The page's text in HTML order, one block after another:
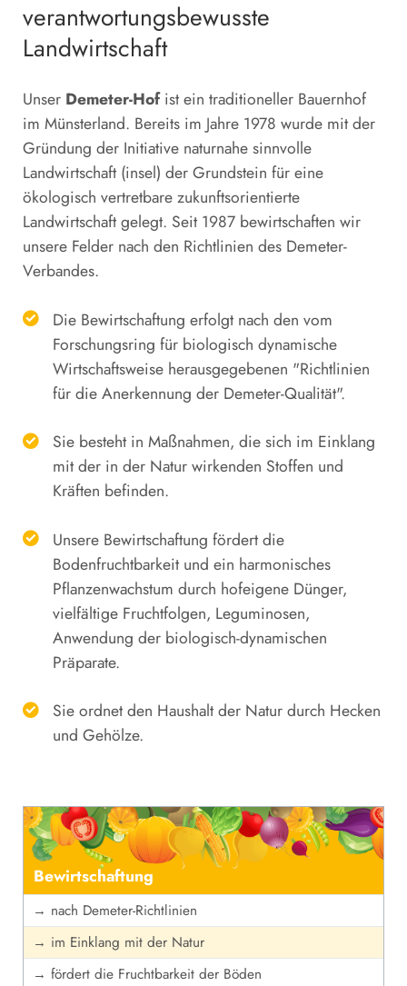
verantwortungsbewusste
Landwirtschaft
Unser Demeter-Hofist ein traditioneller Bauernhof
im Münsterland. Bereits im Jahre 1978 wurde mit der
Gründung der Initiative naturnahe sinnvolle
Landwirtschaft (insel) der Grundstein für eine
ökologisch vertretbare zukunftsorientierte
Landwirtschaft gelegt. Seit 1987 bewirtschaften wir
unsere Felder nach den Richtlinien des Demeter-
Verbandes.
Die Bewirtschaftung erfolgt nach den vom
Forschungsring für biologisch dynamische
Wirtschaftsweise herausgegebenen "Richtlinien
für die Anerkennung der Demeter-Qualität".
Sie besteht in Maßnahmen, die sich im Einklang
mit der in der Natur wirkenden Stoffen und
Kräften befinden.
Unsere Bewirtschaftung fördert die
Bodenfruchtbarkeit und ein harmonisches
Pflanzenwachstum durch hofeigene Dünger,
vielfältige Fruchtfolgen, Leguminosen,
Anwendung der biologisch-dynamischen
Präparate.
Sie ordnet den Haushalt der Natur durch Hecken
und Gehölze.
Bewirtschaftung
→ nach Demeter-Richtlinien
→ im Einklang mit der Natur
→ fördert die Fruchtbarkeit der Böden